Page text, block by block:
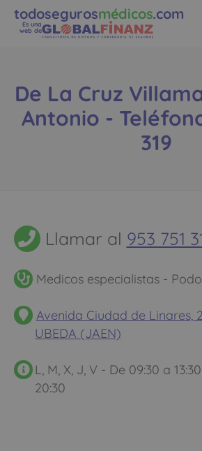
todosegurosmédicos.com
Es una
web de
De La Cruz
Antonio -
319
Llamar al 953 751
Medicos especialistas -
Avenida Ciudad de Linares,
UBEDA (JAEN)
L, M, X, J, V - De 09:30 a
20:30